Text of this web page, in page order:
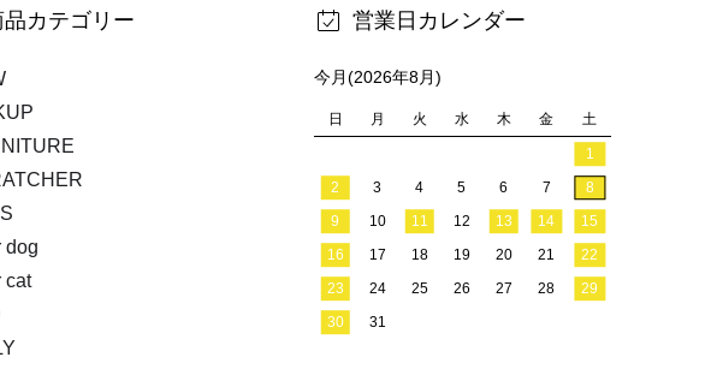
品カテゴリー
dog
cat
営業日カレンダー
今月(2026年8月)
日 月 火 水 木 金 土
1
2
3 4 5 6 7
8
9
10 11 12 13 14
15
16
17 18 19 20 21
22
23
24 25 26 27 28
29
30
31